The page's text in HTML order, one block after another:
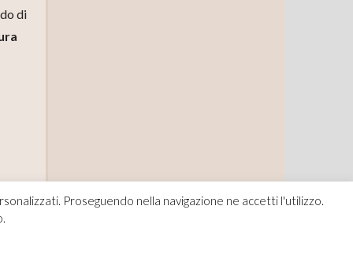
di
Proseguendo nella navigazione ne accetti l'utilizzo.